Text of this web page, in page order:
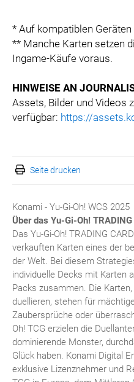
* Auf kompatiblen Geräten
** Manche Karten setzen
Ingame-Käufe voraus.
HINWEISE AN
Assets, Bilder und Videos
verfügbar: https://
Seite drucken
Konami - Yu-Gi-Oh! WCS 2025
Über das Yu-Gi-Oh!
Das Yu-Gi-Oh! TRADING
verkauften Karten eines der
der Welt. Bei diesem
individuelle Decks mit Karten
Packs zusammen. Die
duellieren, stehen für
Zaubersprüche oder
Oh! TCG erzielen die
dominierende Monster,
Glück haben. Konami Digital
exklusive Lizenznehmer und